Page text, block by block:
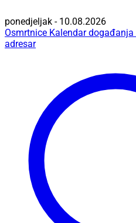
ponedjeljak - 10.08.2026
Osmrtnice Kalendar događanja
adresar